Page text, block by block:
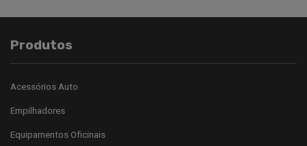
Produtos
Acessórios Auto
Empilhadores
Equipamentos Oficinais